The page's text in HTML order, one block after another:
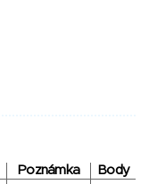
Poznámka
Body